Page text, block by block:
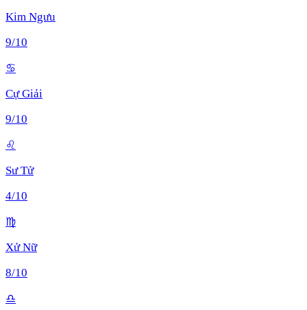
Kim Ngưu
9/10
♋
Cự Giải
9/10
♌
Sư Tử
4/10
♍
Xử Nữ
8/10
♎